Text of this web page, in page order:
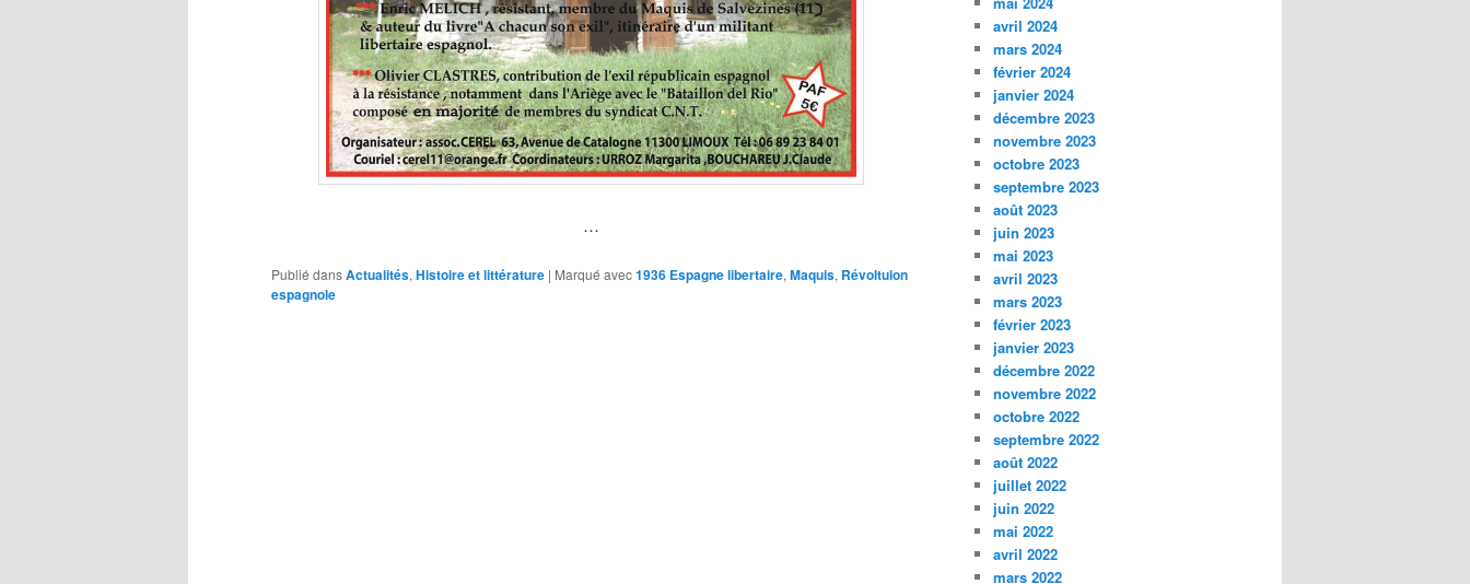
…
Publié dansActualités, Histoire et littérature | Marqué avec1936 Espagne libertaire, Maquis, Révoltuion
espagnole
avril 2024
mars 2024
février 2024
janvier 2024
décembre 2023
novembre 2023
octobre 2023
septembre 2023
août 2023
juin 2023
mai 2023
avril 2023
mars 2023
février 2023
janvier 2023
décembre 2022
novembre 2022
octobre 2022
septembre 2022
août 2022
juillet 2022
juin 2022
mai 2022
avril 2022
mars 2022